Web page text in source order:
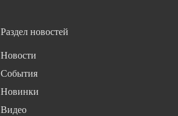
Раздел новостей
Новости
События
Новинки
Видео